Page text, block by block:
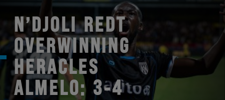
N’DJOLI REDT
OVERWINNING
HERACLES
ALMELO: 3-4